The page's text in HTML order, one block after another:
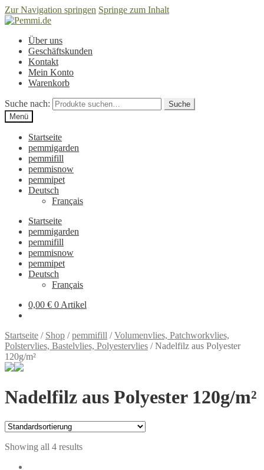
Zur Navigation springen Springe zum Inhalt
Über uns
Geschäftskunden
Kontakt
Mein Konto
Warenkorb
Suche nach:
Suche
Menü
Startseite
pemmigarden
pemmifill
pemmisnow
pemmipet
Deutsch
Français
Startseite
pemmigarden
pemmifill
pemmisnow
pemmipet
Deutsch
Français
0,00 € 0 Artikel
Startseite / Shop /pemmifill /Volumenvlies, Patchworkvlies,
Polstervlies, Bastelvlies, Polyestervlies /Nadelfilz aus Polyester
120g/m²
Nadelfilz aus Polyester 120g/m²
Showing all 4 results